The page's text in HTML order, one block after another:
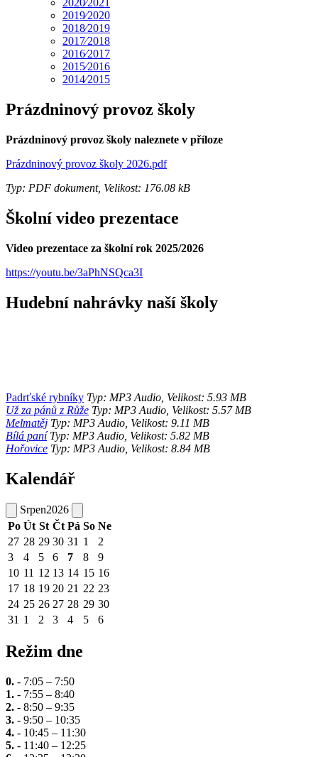
2020⁄2021
2019⁄2020
2018⁄2019
2017⁄2018
2016⁄2017
2015⁄2016
2014⁄2015
Prázdninový provoz školy
Prázdninový provoz školy naleznete v příloze
Prázdninový provoz školy 2026.pdf
Typ: PDF dokument, Velikost: 176.08 kB
Školní video prezentace
Video prezentace za školní rok 2025/2026
https://youtu.be/3aPhNSQca3I
Hudební nahrávky naší školy
Padrťské rybníky Typ: MP3 Audio, Velikost: 5.93 MB
Už za pánů z Růže Typ: MP3 Audio, Velikost: 5.57 MB
Melmatěj Typ: MP3 Audio, Velikost: 9.11 MB
Bílá paníTyp: MP3 Audio, Velikost: 5.82 MB
Hořovice Typ: MP3 Audio, Velikost: 8.84 MB
Kalendář
Srpen2026
Po Út St Čt Pá So Ne
27 28 29 30 31 1
2
3
4 5 6 7 8
9
10 11 12 13 14 15 16
17 18 19 20 21 22 23
24 25 26 27 28 29 30
31 1 2 3 4 5 6
Režim dne
0. - 7:05 – 7:50
1. - 7:55 – 8:40
2. - 8:50 – 9:35
3. - 9:50 – 10:35
4. - 10:45 – 11:30
5. - 11:40 – 12:25